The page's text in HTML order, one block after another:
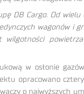
DB Cargo. Od
wagonów i
w osłonie
opracowano
o najwyższych